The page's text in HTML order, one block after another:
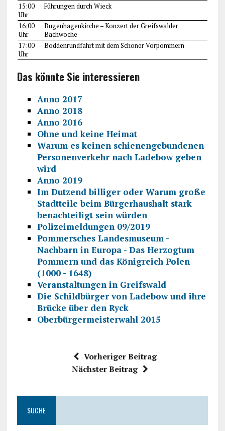
15:00
Uhr
Führungen durch Wieck
16:00
Uhr
Bugenhagenkirche – Konzert der Greifswalder
Bachwoche
17:00
Uhr
Boddenrundfahrt mit dem Schoner Vorpommern
Das könnte Sie interessieren
Anno 2017
Anno 2018
Anno 2016
Ohne und keine Heimat
Warum es keinen schienengebundenen
Personenverkehr nach Ladebow geben
wird
Anno 2019
Im Dutzend billiger oder Warum große
Stadtteile beim Bürgerhaushalt stark
benachteiligt sein würden
Polizeimeldungen 09/2019
Pommersches Landesmuseum -
Nachbarn in Europa - Das Herzogtum
Pommern und das Königreich Polen
(1000 - 1648)
Veranstaltungen in Greifswald
Die Schildbürger von Ladebow und ihre
Brücke über den Ryck
Oberbürgermeisterwahl 2015
Vorheriger Beitrag
Nächster Beitrag
SUCHE